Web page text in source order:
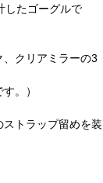
したゴーグルで
クリアミラーの3
。）
トラップ留めを装